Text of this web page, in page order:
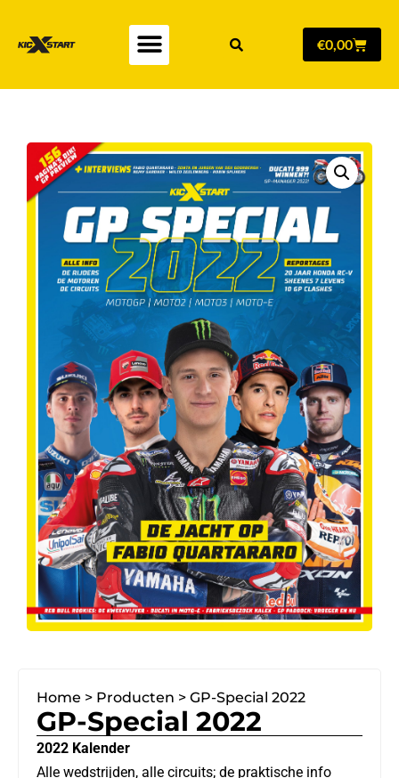
€0,00
Home > Producten > GP-Special 2022
GP-Special 2022
2022 Kalender
Alle wedstrijden, alle circuits; de praktische info